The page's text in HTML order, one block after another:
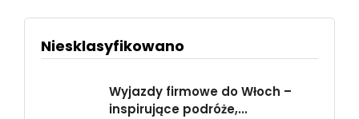
Niesklasyfikowano
Wyjazdy firmowe do Włoch –
inspirujące podróże,...